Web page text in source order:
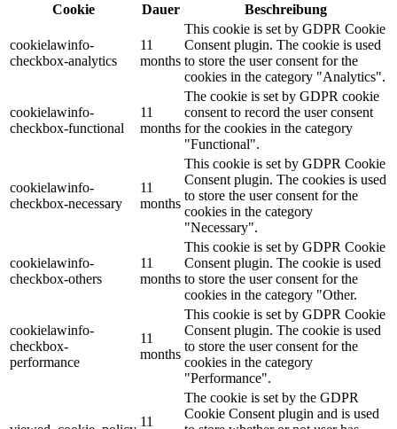
Cookie
Dauer Beschreibung
cookielawinfo-
checkbox-analytics
11
months
This cookie is set by GDPR Cookie
Consent plugin. The cookie is used
to store the user consent for the
cookies in the category "Analytics".
cookielawinfo-
checkbox-functional
11
months
The cookie is set by GDPR cookie
consent to record the user consent
for the cookies in the category
"Functional".
cookielawinfo-
checkbox-necessary
11
months
This cookie is set by GDPR Cookie
Consent plugin. The cookies is used
to store the user consent for the
cookies in the category
"Necessary".
cookielawinfo-
checkbox-others
11
months
This cookie is set by GDPR Cookie
Consent plugin. The cookie is used
to store the user consent for the
cookies in the category "Other.
cookielawinfo-
checkbox-
performance
11
months
This cookie is set by GDPR Cookie
Consent plugin. The cookie is used
to store the user consent for the
cookies in the category
"Performance".
11
The cookie is set by the GDPR
Cookie Consent plugin and is used